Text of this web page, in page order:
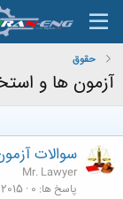
حقوق
آزمون ها و
سوالات
Mr. Lawyer
پاسخ ها 0